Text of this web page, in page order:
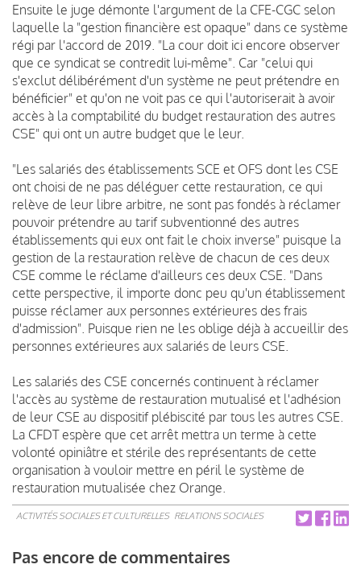
Ensuite le juge démonte l'argument de la CFE-CGC selon
laquelle la "gestion financière est opaque" dans ce système
régi par l'accord de 2019. "La cour doit ici encore observer
que ce syndicat se contredit lui-même". Car "celui qui
s'exclut délibérément d'un système ne peut prétendre en
bénéficier" et qu'on ne voit pas ce qui l'autoriserait à avoir
accès à la comptabilité du budget restauration des autres
CSE" qui ont un autre budget que le leur.
"Les salariés des établissements SCE et OFS dont les CSE
ont choisi de ne pas déléguer cette restauration, ce qui
relève de leur libre arbitre, ne sont pas fondés à réclamer
pouvoir prétendre au tarif subventionné des autres
établissements qui eux ont fait le choix inverse" puisque la
gestion de la restauration relève de chacun de ces deux
CSE comme le réclame d'ailleurs ces deux CSE. "Dans
cette perspective, il importe donc peu qu'un établissement
puisse réclamer aux personnes extérieures des frais
d'admission". Puisque rien ne les oblige déjà à accueillir des
personnes extérieures aux salariés de leurs CSE.
Les salariés des CSE concernés continuent à réclamer
l'accès au système de restauration mutualisé et l'adhésion
de leur CSE au dispositif plébiscité par tous les autres CSE.
La CFDT espère que cet arrêt mettra un terme à cette
volonté opiniâtre et stérile des représentants de cette
organisation à vouloir mettre en péril le système de
restauration mutualisée chez Orange.
ACTIVITÉS SOCIALES ET CULTURELLES RELATIONS SOCIALES
Pas encore de commentaires